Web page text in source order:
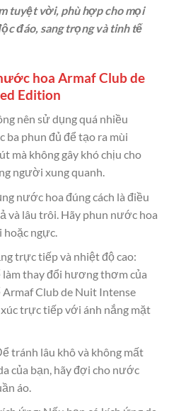
tuyệt vời, phù hợp cho mọi
đáo, sang trọng và tinh tế
hoa Armaf Club de
Edition
nên sử dụng quá nhiều
ba phun đủ để tạo ra mùi
mà không gây khó chịu cho
người xung quanh.
nước hoa đúng cách là điều
và lâu trôi. Hãy phun nước hoa
hoặc ngực.
trực tiếp và nhiệt độ cao:
thay đổi hương thơm của
Club de Nuit Intense
trực tiếp với ánh nắng mặt
tránh lâu khô và không mất
của bạn, hãy đợi cho nước
áo.